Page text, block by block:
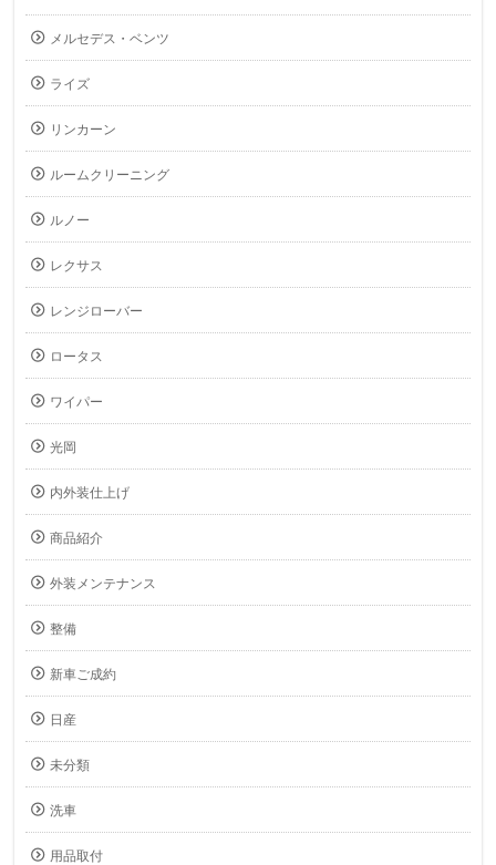
メルセデス・ベンツ
ライズ
リンカーン
ルームクリーニング
ルノー
レクサス
レンジローバー
ロータス
ワイパー
光岡
内外装仕上げ
商品紹介
外装メンテナンス
整備
新車ご成約
日産
未分類
洗車
用品取付